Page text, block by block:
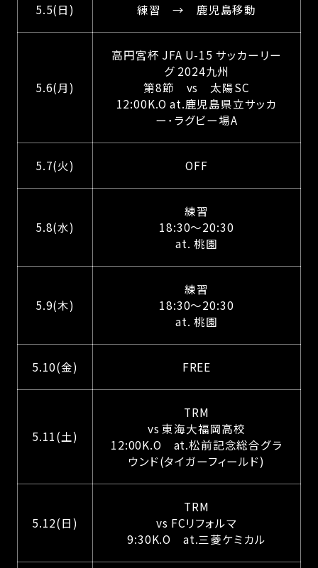
5.5(日) 練習 → 鹿児島移動
5.6(月)
高円宮杯 JFA U-15 サッカーリー
グ 2024九州
第8節 vs 太陽SC
12:00K.O at.鹿児島県立サッカ
ー･ラグビー場A
5.7(火) OFF
5.8(水)
練習
18:30～20:30
at. 桃園
5.9(木)
練習
18:30～20:30
at. 桃園
5.10(金) FREE
5.11(土)
TRM
vs 東海大福岡高校
12:00K.O at.松前記念総合グラ
ウンド(タイガーフィールド)
5.12(日)
TRM
vs FCリフォルマ
9:30K.O at.三菱ケミカル